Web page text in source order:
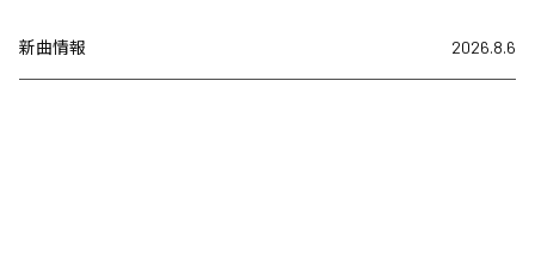
新曲情報 2026.8.6